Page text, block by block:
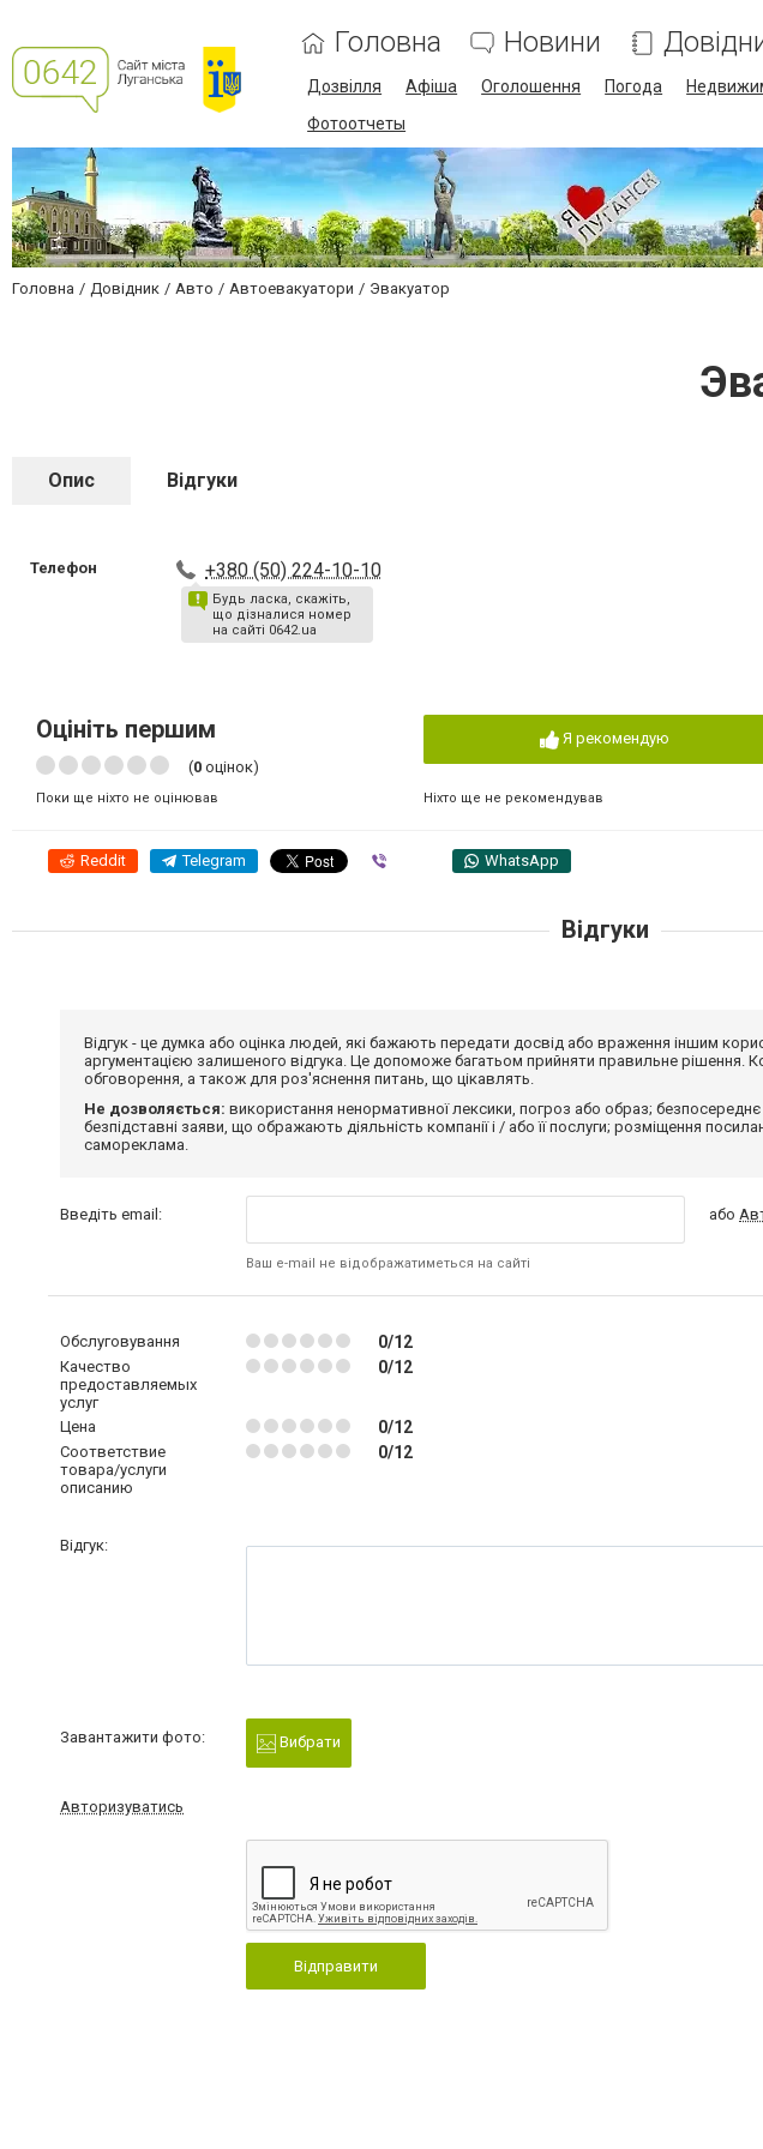
Головна Новини
Дозвілля Афіша Оголошення Погода
Фотоотчеты
Головна Довідник Авто Автоевакуатори Эвакуатор
Опис Відгуки
Телефон +380 (50) 224-10-10
Будь ласка, скажіть,
що дізналися номер
на сайті 0642.ua
Оцініть першим
(0 оцінок)
Поки ще ніхто не оцінював
Я рекомендую
Ніхто ще не рекомендував
Reddit Telegram WhatsApp
Відгуки
Відгук - це думка або оцінка людей, які бажають передати досвід або враження іншим
аргументацією залишеного відгука. Це допоможе багатьом прийняти правильне рішення.
обговорення, а також для роз'яснення питань, що цікавлять.
Не дозволяється: використання ненормативної лексики, погроз або образ;
безпідставні заяви, що ображають діяльність компанії і / або її послуги; розміщення
самореклама.
Введіть email:
Ваш e-mail не відображатиметься на сайті
або
Обслуговування 0/12
Качество
предоставляемых
услуг
0/12
Цена 0/12
Соответствие
товара/услуги
описанию
0/12
Відгук:
Завантажити фото: Вибрати
Авторизуватись
Відправити